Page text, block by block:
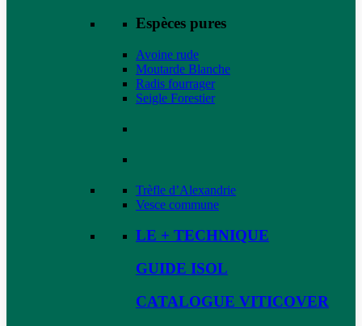
Espèces pures
Avoine rude
Moutarde Blanche
Radis fourrager
Seigle Forestier
Trèfle d’Alexandrie
Vesce commune
LE + TECHNIQUE
GUIDE ISOL
CATALOGUE VITICOVER